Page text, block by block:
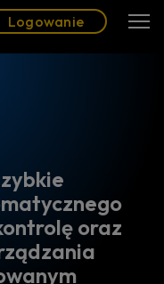
Logowanie
WyrÓŻniony Blog
Sześć
których
Zarządzanie